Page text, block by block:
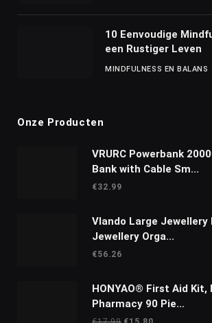
10 Eenvoudige
een Rustiger Leven
MINDFULNESS EN BALANS
Onze Producten
VRURC Powerbank
Bank with Cable Sm...
€32.99
Vlando Large Jewellery
Jewellery Orga...
€56.26
HONYAO® First Aid Kit,
Pharmacy 90 Pie...
Oorspronkelijke